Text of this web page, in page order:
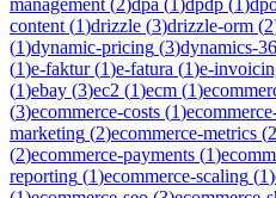
content (1)drizzle (3)drizzle-orm (2
(1)dynamic-pricing (3)dynamics-
(1)e-faktur(1)e-fatura (1)e-
(1)ebay (3)ec2 (1)ecm (1)
(3)ecommerce-costs (1)
marketing (2)ecommerce-metrics (2
(2)ecommerce-payments (1)
reporting (1)ecommerce-scaling (1)